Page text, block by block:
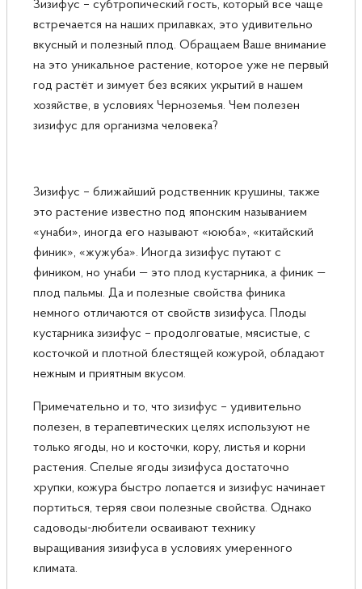
Зизифус – субтропический гость, который все чаще
встречается на наших прилавках, это удивительно
вкусный и полезный плод. Обращаем Ваше внимание
на это уникальное растение, которое уже не первый
год растёт и зимует без всяких укрытий в нашем
хозяйстве, в условиях Черноземья. Чем полезен
зизифус для организма человека?
Зизифус – ближайший родственник крушины, также
это растение известно под японским называнием
«унаби», иногда его называют «ююба», «китайский
финик», «жужуба». Иногда зизифус путают с
фиником, но унаби — это плод кустарника, а финик —
плод пальмы. Да и полезные свойства финика
немного отличаются от свойств зизифуса. Плоды
кустарника зизифус – продолговатые, мясистые, с
косточкой и плотной блестящей кожурой, обладают
нежным и приятным вкусом.
Примечательно и то, что зизифус – удивительно
полезен, в терапевтических целях используют не
только ягоды, но и косточки, кору, листья и корни
растения. Спелые ягоды зизифуса достаточно
хрупки, кожура быстро лопается и зизифус начинает
портиться, теряя свои полезные свойства. Однако
садоводы-любители осваивают технику
выращивания зизифуса в условиях умеренного
климата.